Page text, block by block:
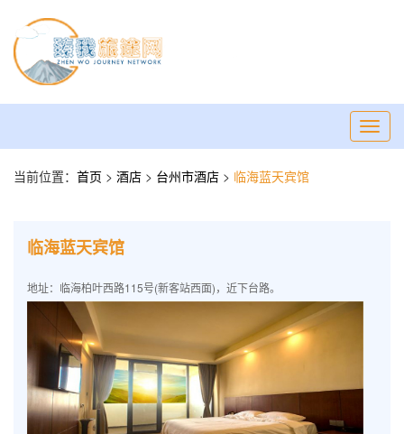
当前位置： 首页 > 酒店 > 台州市酒店 > 临海蓝天宾馆
临海蓝天宾馆
地址：临海柏叶西路115号(新客站西面)，近下台路。